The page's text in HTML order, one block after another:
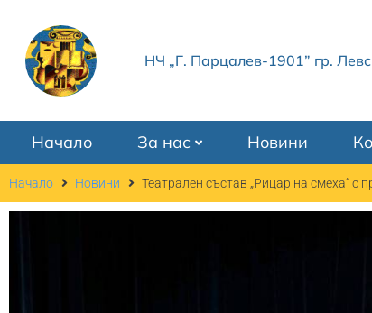
НЧ „Г. Парцалев-1901” гр.
Начало За нас Новини
Начало Новини Театрален състав „Рицар на смеха“ с